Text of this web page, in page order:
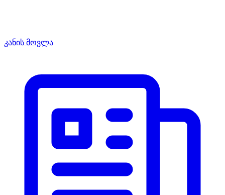
კანის მოვლა